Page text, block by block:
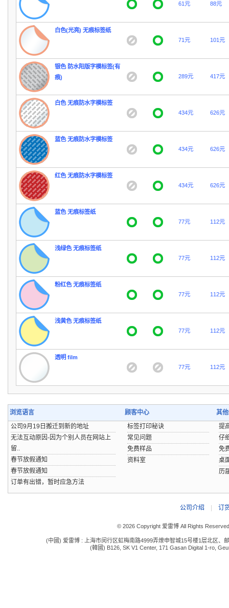
61元
88元
白色(光亮) 无痕标签纸
71元
101元
银色 防水阳版字模标签(有
痕)
289元 417元
白色 无痕防水字模标签
434元
626元
蓝色 无痕防水字模标签
434元
626元
红色 无痕防水字模标签
434元
626元
蓝色 无痕标签纸
77元
112元
浅绿色 无痕标签纸
77元
112元
粉红色 无痕标签纸
77元
112元
浅黄色 无痕标签纸
77元
112元
透明 film
77元
112元
浏览语言
公司9月19日搬迁到新的地址
无法互动原因-因为个别人员在网站上
留..
春节放假通知
春节放假通知
订单有出错，暂时应急方法
顾客中心
标签打印秘诀
常见问题
免费样品
资料室
其
提
仔
免
桌
历
公司介绍 订
© 2026 Copyright 爱雷博 All Rights
(中國) 爱雷博 : 上海市闵行区虹梅南路4999弄燎申智城15号楼1层北区、
(韓國) B126, SK V1 Center, 171 Gasan Digital 1-ro,